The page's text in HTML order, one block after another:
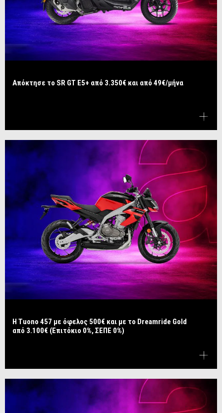
Απόκτησε το SR GT E5+ από 3.350€ και από 49€/μήνα
​​​​​​​Η Tuono 457 με όφελος 500€ και με το Dreamride Gold
από 3.100€ (Επιτόκιο 0%, ΣΕΠΕ 0%)